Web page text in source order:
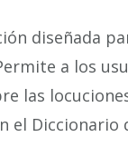
diseñada
a los
las
Diccionario